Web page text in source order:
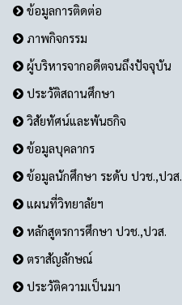
ข้อมูลการติดต่อ
ภาพกิจกรรม
ผู้บริหารจากอดีตจนถึงปัจจุบัน
ประวัติสถานศึกษา
วิสัยทัศน์และพันธกิจ
ข้อมูลบุคลากร
ข้อมูลนักศึกษา ระดับ ปวช.,ปวส.
แผนที่วิทยาลัยฯ
หลักสูตรการศึกษา ปวช.,ปวส.
ตราสัญลักษณ์
ประวัติความเป็นมา